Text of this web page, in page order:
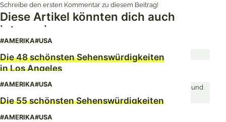
Schreibe den ersten Kommentar zu diesem Beitrag!
Diese Artikel könnten dich auch
interessieren
#AMERIKA#USA
Die 48 schönsten Sehenswürdigkeiten
in Los Angeles
#AMERIKA#USA
Die 55 schönsten Sehenswürdigkeiten
in New York
#AMERIKA#USA